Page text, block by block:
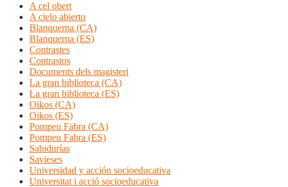
A cel obert
A cielo abierto
Blanquerna (CA)
Blanquerna (ES)
Contrastes
Contrastos
Documents dels magisteri
La gran biblioteca (CA)
La gran biblioteca (ES)
Oikos (CA)
Oikos (ES)
Pompeu Fabra (CA)
Pompeu Fabra (ES)
Sabidurías
Savieses
Universidad y acción socioeducativa
Universitat i acció socioeducativa